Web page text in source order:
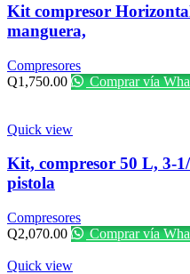
Kit compresor
manguera,
Compresores
Q1,750.00 Comprar vía
Quick view
Kit, compresor 50 L, 3-
pistola
Compresores
Q2,070.00 Comprar vía
Quick view